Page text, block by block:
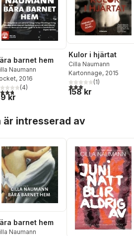
röster:
barnet hem
Naumann
, 2016
utav 5 stjärnor. Totalt antal röster:
(4)
kr
Kulor i hjärtat
Cilla Naumann
Kartonnage, 2015
3,0utav 5 stjärnor.
(1)
158 kr
är intresserad av
barnet hem
Naumann